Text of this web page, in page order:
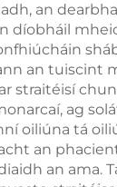
an
díobháil
an tuiscint
straitéisí
ag
oiliúna tá
an
an